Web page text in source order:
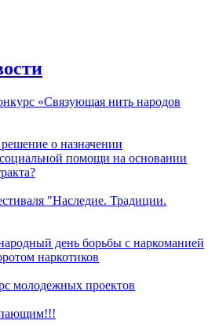
«Связующая нить народов
о назначении
помощи на основании
"Наследие. Традиции.
день борьбы с наркоманией
наркотиков
молодежных проектов